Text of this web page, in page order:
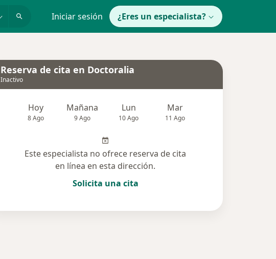
Iniciar sesión ¿Eres un especialista?
Reserva de cita en Doctoralia
Inactivo
Hoy
8 Ago
Mañana
9 Ago
Lun
10 Ago
Mar
11 Ago
Este especialista no ofrece reserva de cita
en línea en esta dirección.
Solicita una cita